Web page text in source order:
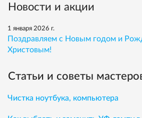
Новости и акции
1 января 2026 г.
Поздравляем с Новым годом и
Христовым!
Статьи и советы
Чистка ноутбука, компьютера